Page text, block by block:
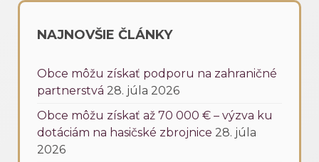
NAJNOVŠIE ČLÁNKY
Obce môžu získať podporu na zahraničné
partnerstvá 28. júla 2026
Obce môžu získať až 70 000 € – výzva ku
dotáciám na hasičské zbrojnice 28. júla
2026